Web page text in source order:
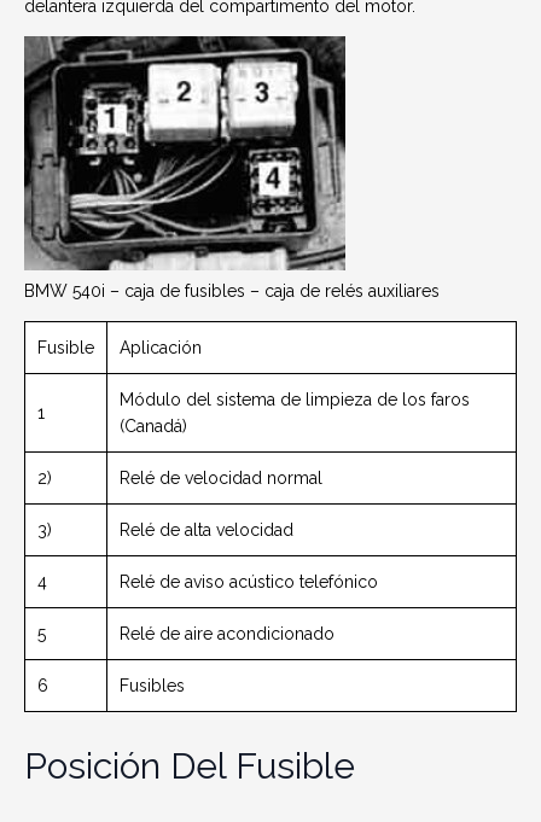
delantera izquierda del compartimento del motor.
BMW 540i – caja de fusibles – caja de relés auxiliares
Fusible Aplicación
1
Módulo del sistema de limpieza de los faros
(Canadá)
2) Relé de velocidad normal
3) Relé de alta velocidad
4 Relé de aviso acústico telefónico
5 Relé de aire acondicionado
6 Fusibles
Posición Del Fusible